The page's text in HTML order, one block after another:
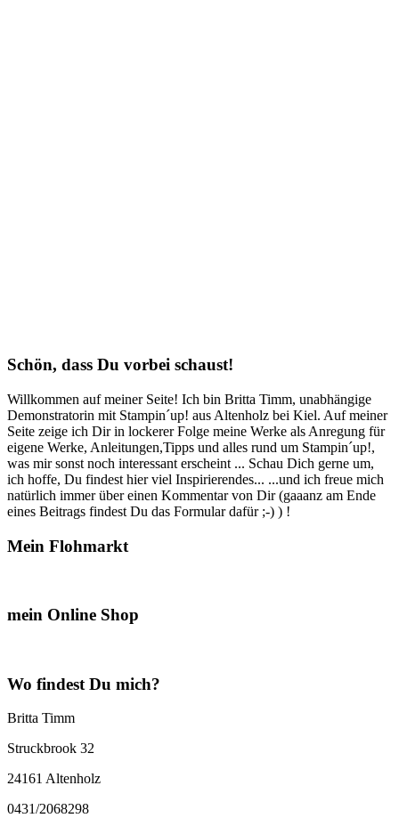
Schön, dass Du vorbei schaust!
Willkommen auf meiner Seite! Ich bin Britta Timm, unabhängige
Demonstratorin mit Stampin´up! aus Altenholz bei Kiel. Auf meiner
Seite zeige ich Dir in lockerer Folge meine Werke als Anregung für
eigene Werke, Anleitungen,Tipps und alles rund um Stampin´up!,
was mir sonst noch interessant erscheint ... Schau Dich gerne um,
ich hoffe, Du findest hier viel Inspirierendes... ...und ich freue mich
natürlich immer über einen Kommentar von Dir (gaaanz am Ende
eines Beitrags findest Du das Formular dafür ;-) ) !
Mein Flohmarkt
mein Online Shop
Wo findest Du mich?
Britta Timm
Struckbrook 32
24161 Altenholz
0431/2068298